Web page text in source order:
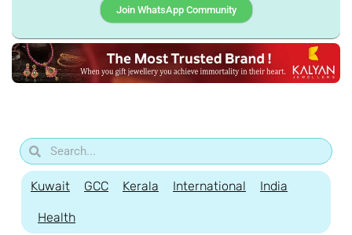
Join WhatsApp Community
Kuwait GCC Kerala International India
Health